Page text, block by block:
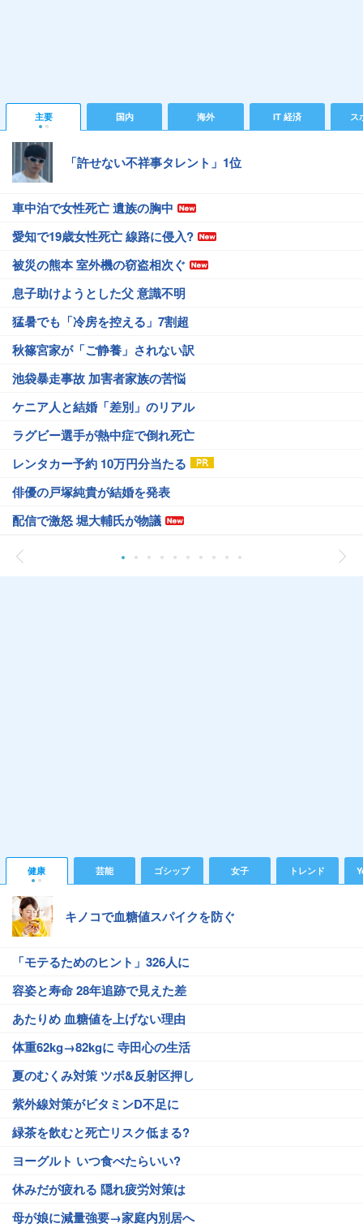
主要 国内 海外 IT 経済 ス
「許せない不祥事タレント」1位
車中泊で女性死亡 遺族の胸中
愛知で19歳女性死亡 線路に侵入?
被災の熊本 室外機の窃盗相次ぐ
息子助けようとした父 意識不明
猛暑でも「冷房を控える」7割超
秋篠宮家が「ご静養」されない訳
池袋暴走事故 加害者家族の苦悩
ケニア人と結婚「差別」のリアル
ラグビー選手が熱中症で倒れ死亡
レンタカー予約 10万円分当たる
俳優の戸塚純貴が結婚を発表
配信で激怒 堀大輔氏が物議
健康 芸能 ゴシップ 女子 トレンド
キノコで血糖値スパイクを防ぐ
「モテるためのヒント」326人に
容姿と寿命 28年追跡で見えた差
あたりめ 血糖値を上げない理由
体重62kg→82kgに 寺田心の生活
夏のむくみ対策 ツボ&反射区押し
紫外線対策がビタミンD不足に
緑茶を飲むと死亡リスク低まる?
ヨーグルト いつ食べたらいい?
休みだが疲れる 隠れ疲労対策は
母が娘に減量強要→家庭内別居へ